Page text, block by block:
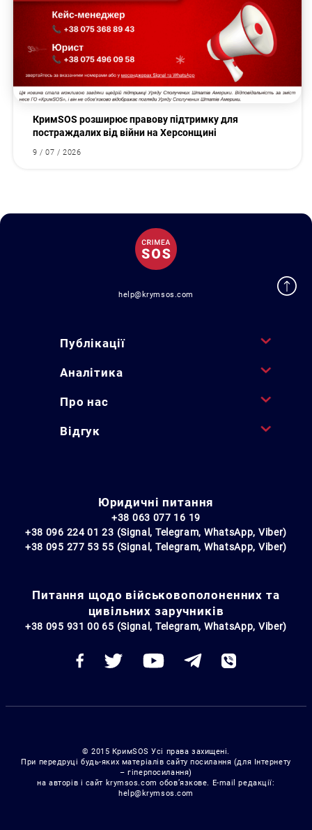
КримSOS розширює правову підтримку для
постраждалих від війни на Херсонщині
9 / 07 / 2026
help@krymsos.com
Публікації
Аналітика
Про нас
Відгук
Юридичні питання
+38 063 077 16 19
+38 096 224 01 23 (Signal, Telegram, WhatsApp, Viber)
+38 095 277 53 55 (Signal, Telegram, WhatsApp, Viber)
Питання щодо військовополоненних та
цивільних заручників
+38 095 931 00 65 (Signal, Telegram, WhatsApp, Viber)
© 2015 КримSOS Усі права захищені.
При передруці будь-яких матеріалів сайту посилання (для Інтернету
– гіперпосилання)
на авторів і сайт krymsos.com обов’язкове. E-mail редакції:
help@krymsos.com